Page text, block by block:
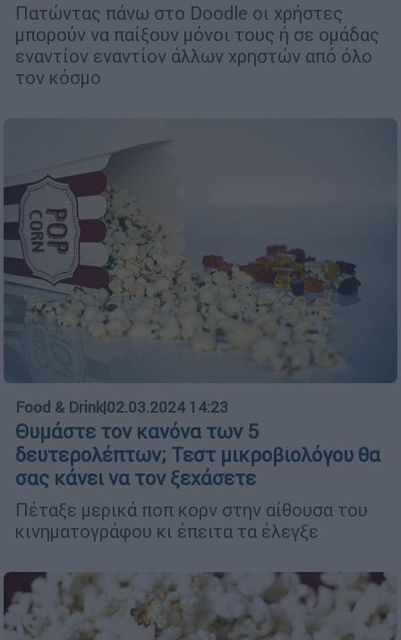
Πατώντας πάνω στο Doodle οι χρήστες
μπορούν να παίξουν μόνοι τους ή σε ομάδας
εναντίον εναντίον άλλων χρηστών από όλο
τον κόσμο
Food & Drink|02.03.2024 14:23
Θυμάστε τον κανόνα των 5
δευτερολέπτων; Τεστ μικροβιολόγου θα
σας κάνει να τον ξεχάσετε
Πέταξε μερικά ποπ κορν στην αίθουσα του
κινηματογράφου κι έπειτα τα έλεγξε